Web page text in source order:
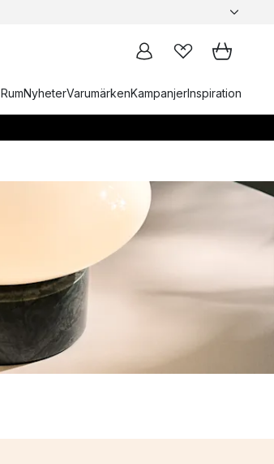
RumNyheterVarumärkenKampanjerInspiration